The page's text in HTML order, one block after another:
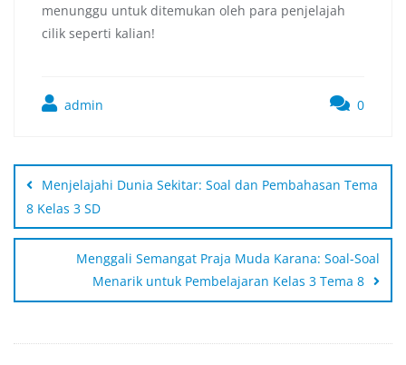
menunggu untuk ditemukan oleh para penjelajah
cilik seperti kalian!
admin 0
Menjelajahi Dunia Sekitar: Soal dan Pembahasan Tema
8 Kelas 3 SD
Menggali Semangat Praja Muda Karana: Soal-Soal
Menarik untuk Pembelajaran Kelas 3 Tema 8